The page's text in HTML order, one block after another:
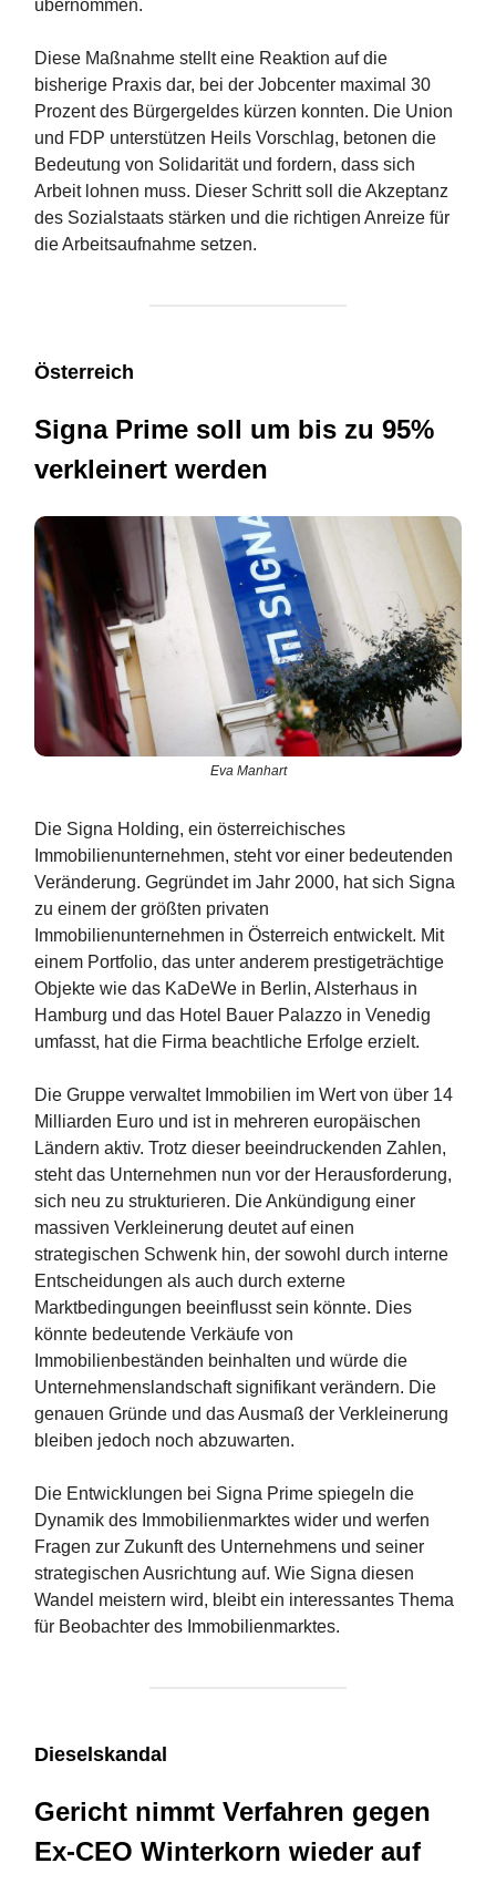
übernommen.
Diese Maßnahme stellt eine Reaktion auf die
bisherige Praxis dar, bei der Jobcenter maximal 30
Prozent des Bürgergeldes kürzen konnten. Die Union
und FDP unterstützen Heils Vorschlag, betonen die
Bedeutung von Solidarität und fordern, dass sich
Arbeit lohnen muss. Dieser Schritt soll die Akzeptanz
des Sozialstaats stärken und die richtigen Anreize für
die Arbeitsaufnahme setzen​​​​.
Österreich
Signa Prime soll um bis zu 95%
verkleinert werden
Eva Manhart
Die Signa Holding, ein österreichisches
Immobilienunternehmen, steht vor einer bedeutenden
Veränderung. Gegründet im Jahr 2000, hat sich Signa
zu einem der größten privaten
Immobilienunternehmen in Österreich entwickelt. Mit
einem Portfolio, das unter anderem prestigeträchtige
Objekte wie das KaDeWe in Berlin, Alsterhaus in
Hamburg und das Hotel Bauer Palazzo in Venedig
umfasst, hat die Firma beachtliche Erfolge erzielt.
Die Gruppe verwaltet Immobilien im Wert von über 14
Milliarden Euro und ist in mehreren europäischen
Ländern aktiv. Trotz dieser beeindruckenden Zahlen,
steht das Unternehmen nun vor der Herausforderung,
sich neu zu strukturieren. Die Ankündigung einer
massiven Verkleinerung deutet auf einen
strategischen Schwenk hin, der sowohl durch interne
Entscheidungen als auch durch externe
Marktbedingungen beeinflusst sein könnte. Dies
könnte bedeutende Verkäufe von
Immobilienbeständen beinhalten und würde die
Unternehmenslandschaft signifikant verändern. Die
genauen Gründe und das Ausmaß der Verkleinerung
bleiben jedoch noch abzuwarten.
Die Entwicklungen bei Signa Prime spiegeln die
Dynamik des Immobilienmarktes wider und werfen
Fragen zur Zukunft des Unternehmens und seiner
strategischen Ausrichtung auf. Wie Signa diesen
Wandel meistern wird, bleibt ein interessantes Thema
für Beobachter des Immobilienmarktes.
Dieselskandal
Gericht nimmt Verfahren gegen
Ex-CEO Winterkorn wieder auf